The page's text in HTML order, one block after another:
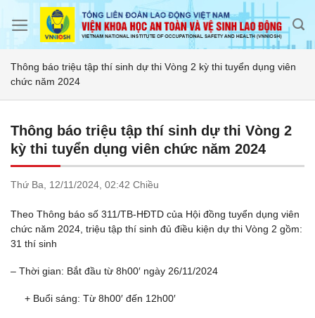
Thông báo triệu tập thí sinh dự thi Vòng 2 kỳ thi tuyển dụng viên
chức năm 2024
Thông báo triệu tập thí sinh dự thi Vòng 2
kỳ thi tuyển dụng viên chức năm 2024
Thứ Ba, 12/11/2024, 02:42 Chiều
Theo Thông báo số 311/TB-HĐTD của Hội đồng tuyển dụng viên
chức năm 2024, triệu tập thí sinh đủ điều kiện dự thi Vòng 2 gồm:
31 thí sinh
– Thời gian: Bắt đầu từ 8h00′ ngày 26/11/2024
+ Buổi sáng: Từ 8h00′ đến 12h00′